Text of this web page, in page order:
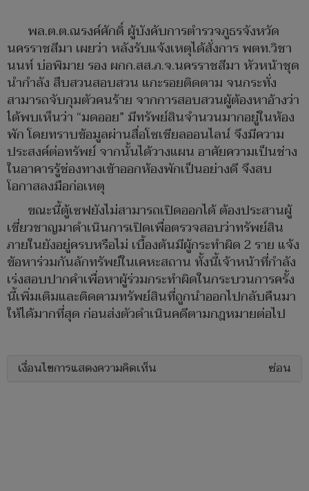
พล.ต.ต.ณรงค์ศักดิ์ ผู้บังคับการตำรวจภูธรจังหวัด
นครราชสีมา เผยว่า หลังรับแจ้งเหตุได้สั่งการ พตท.วิชา
นนท์ บ่อพิมาย รอง ผกก.สส.ภ.จ.นครราชสีมา หัวหน้าชุด
นำกำลัง สืบสวนสอบสวน แกะรอยติดตาม จนกระทั่ง
สามารถจับกุมตัวคนร้าย จากการสอบสวนผู้ต้องหาอ้างว่า
ได้พบเห็นว่า “มดออย” มีทรัพย์สินจำนวนมากอยู่ในห้อง
พัก โดยทราบข้อมูลผ่านสื่อโซเชียลออนไลน์ จึงมีความ
ประสงค์ต่อทรัพย์ จากนั้นได้วางแผน อาศัยความเป็นช่าง
ในอาคารรู้ช่องทางเข้าออกห้องพักเป็นอย่างดี จึงสบ
โอกาสลงมือก่อเหตุ
ขณะนี้ตู้เซฟยังไม่สามารถเปิดออกได้ ต้องประสานผู้
เชี่ยวชาญมาดำเนินการเปิดเพื่อตรวจสอบว่าทรัพย์สิน
ภายในยังอยู่ครบหรือไม่ เบื้องต้นมีผู้กระทำผิด 2 ราย แจ้ง
ข้อหาร่วมกันลักทรัพย์ในเคหะสถาน ทั้งนี้เจ้าหน้าที่กำลัง
เร่งสอบปากคำเพื่อหาผู้ร่วมกระทำผิดในกระบวนการครั้ง
นี้เพิ่มเติมและติดตามทรัพย์สินที่ถูกนำออกไปกลับคืนมา
ให้ได้มากที่สุด ก่อนส่งตัวดำเนินคดีตามกฎหมายต่อไป
เงื่อนไขการแสดงความคิดเห็น ซ่อน